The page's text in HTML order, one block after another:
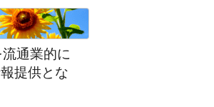
通業的に
提供とな